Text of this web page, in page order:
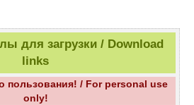
для загрузки / Download
links
пользования! / For personal use
only!